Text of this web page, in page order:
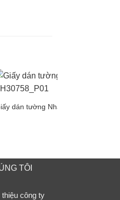
dán tường Nhật Bản
TÔI
công ty